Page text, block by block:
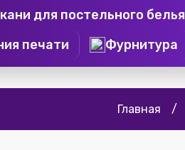
для постельного белья
печати
Фурнитура
Главная /